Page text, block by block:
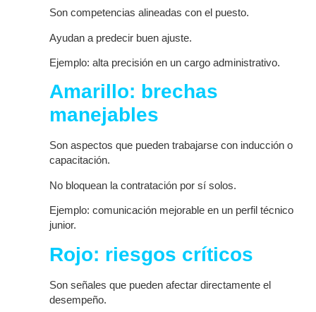
Son competencias alineadas con el puesto.
Ayudan a predecir buen ajuste.
Ejemplo: alta precisión en un cargo administrativo.
Amarillo: brechas
manejables
Son aspectos que pueden trabajarse con inducción o
capacitación.
No bloquean la contratación por sí solos.
Ejemplo: comunicación mejorable en un perfil técnico
junior.
Rojo: riesgos críticos
Son señales que pueden afectar directamente el
desempeño.